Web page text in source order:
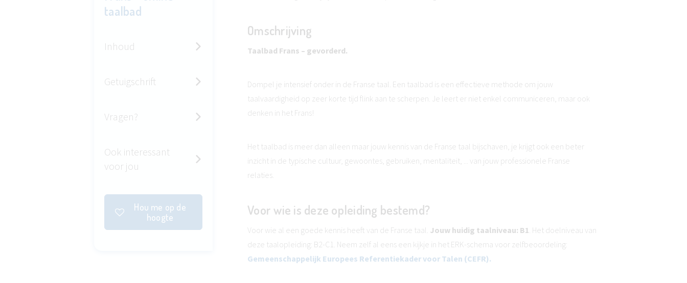
taalbad
Inhoud
Getuigschrift
Vragen?
Ook interessant
voor jou
Hou me op de
hoogte
Omschrijving
Taalbad Frans – gevorderd.
Dompel je intensief onder in de Franse taal. Een taalbad is een effectieve methode om jouw
taalvaardigheid op zeer korte tijd flink aan te scherpen. Je leert er niet enkel communiceren, maar ook
denken in het Frans!
Het taalbad is meer dan alleen maar jouw kennis van de Franse taal bijschaven, je krijgt ook een beter
inzicht in de typische cultuur, gewoontes, gebruiken, mentaliteit, ... van jouw professionele Franse
relaties.
Voor wie is deze opleiding bestemd?
Voor wie al een goede kennis heeft van de Franse taal. Jouw huidig taalniveau: B1. Het doelniveau van
deze taalopleiding: B2-C1. Neem zelf al eens een kijkje in het ERK-schema voor zelfbeoordeling:
Gemeenschappelijk Europees Referentiekader voor Talen (CEFR).